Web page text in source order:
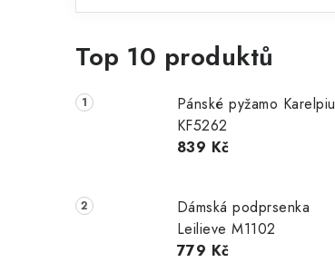
Top 10 produktů
Pánské pyžamo Karelpiu
KF5262
839 Kč
Dámská podprsenka
Leilieve M1102
779 Kč